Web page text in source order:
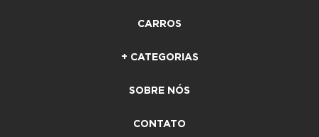
CARROS
+ CATEGORIAS
SOBRE NÓS
CONTATO